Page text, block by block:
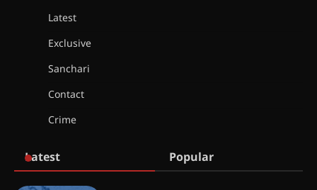
ഐ.ടി.യു. ബാങ്കിലെ
Latest
Exclusive
Sanchari
Contact
Crime
Latest Popular